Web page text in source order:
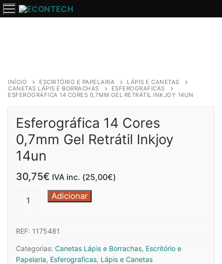
Saltar
para
INÍCIO ESCRITÓRIO E PAPELARIA
LÁPIS E CANETAS
CANETAS LÁPIS E BORRACHAS
ESFEROGRAFICAS
ESFEROGRÁFICA 14 CORES 0,7MM GEL RETRÁTIL INKJOY 14UN
Esferográfica 14 Cores
0,7mm Gel Retrátil Inkjoy
14un
30,75€ IVA inc. (25,00€)
Quantidade
14
Cores
0,7mm
Adicionar
REF: 1175481
Categorias: Canetas Lápis e Borrachas, Escritório e
Papelaria, Esferograficas, Lápis e Canetas